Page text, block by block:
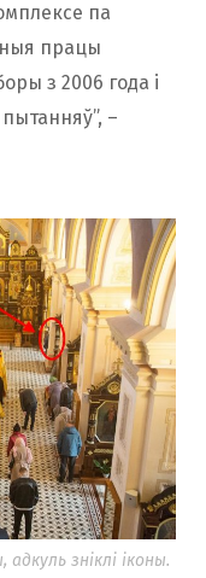
па
працы
з 2006 года і
пытанняў”, –
зніклі іконы.